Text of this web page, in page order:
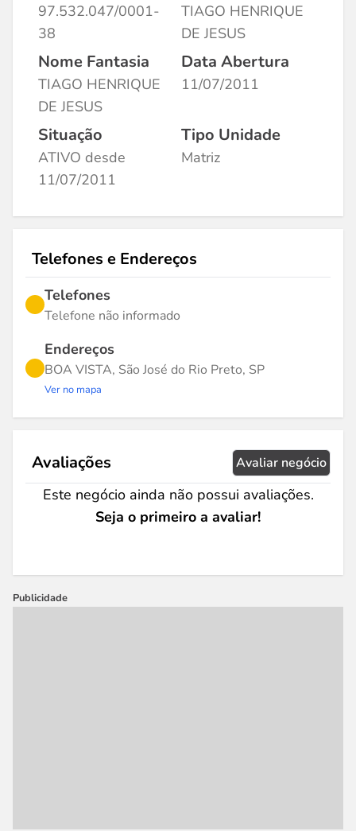
97.532.047/0001-
38
TIAGO HENRIQUE
DE JESUS
Nome Fantasia
TIAGO HENRIQUE
DE JESUS
Data Abertura
11/07/2011
Situação
ATIVO desde
11/07/2011
Tipo Unidade
Matriz
Telefones e Endereços
Telefones
Telefone não informado
Endereços
BOA VISTA, São José do Rio Preto, SP
Ver no mapa
Avaliações Avaliar negócio
Este negócio ainda não possui avaliações.
Seja o primeiro a avaliar!
Publicidade